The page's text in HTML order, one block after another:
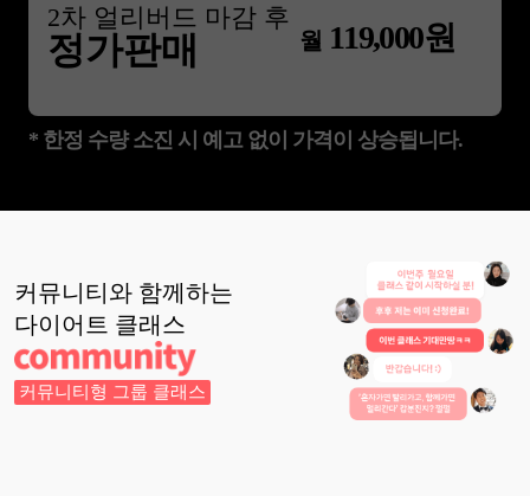
2차 얼리버드 마감 후
정가판매 월 119,000원
* 한정 수량 소진 시 예고 없이 가격이 상승됩니다.
커뮤니티와 함께하는
다이어트 클래스
커뮤니티형 그룹 클래스